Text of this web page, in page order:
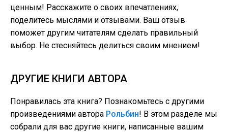
ценным! Расскажите о своих впечатлениях,
поделитесь мыслями и отзывами. Ваш отзыв
поможет другим читателям сделать правильный
выбор. Не стесняйтесь делиться своим мнением!
ДРУГИЕ КНИГИ АВТОРА
Понравилась эта книга? Познакомьтесь с другими
произведениями автора Рольбин! В этом разделе мы
собрали для вас другие книги, написанные вашим